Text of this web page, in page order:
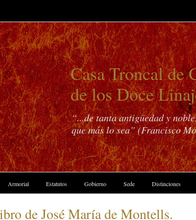
Casa Troncal de
de los Doce
“...de tanta antigüedad y
que más lo sea” (Francisco
Armorial Estatutos Gobierno Sede Distinciones
de José María de Montells.